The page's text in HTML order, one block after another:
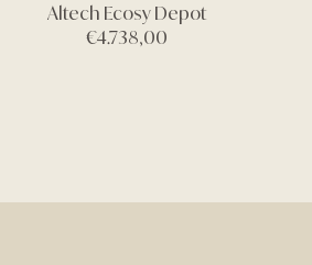
Altech Ecosy Depot
€4.738,00